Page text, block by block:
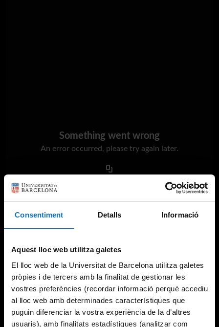
Consentiment Detalls Informació
Aquest lloc web utilitza galetes
El lloc web de la Universitat de Barcelona utilitza galetes
pròpies i de tercers amb la finalitat de gestionar les
vostres preferències (recordar informació perquè accediu
al lloc web amb determinades característiques que
puguin diferenciar la vostra experiència de la d’altres
usuaris), amb finalitats estadístiques (analitzar com
Something went wrong
An error occurred, please try again later.